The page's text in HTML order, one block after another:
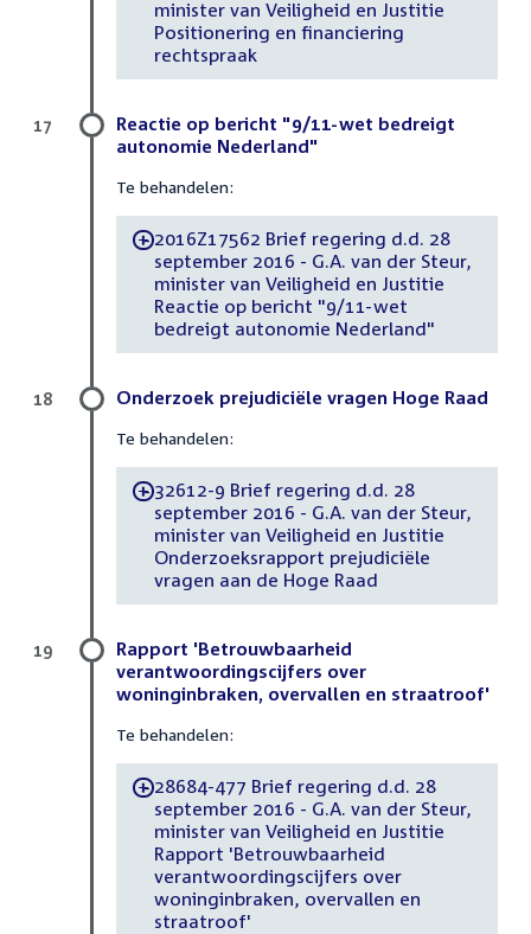
minister van Veiligheid en Justitie
Positionering en financiering
rechtspraak
Reactie op bericht "9/11-wet bedreigt
autonomie Nederland"
Te behandelen:
-2016Z17562 Brief regering d.d. 28
september 2016 - G.A. van der Steur,
minister van Veiligheid en Justitie
Reactie op bericht "9/11-wet
bedreigt autonomie Nederland"
17
Onderzoek prejudiciële vragen Hoge Raad
Te behandelen:
-32612-9 Brief regering d.d. 28
september 2016 - G.A. van der Steur,
minister van Veiligheid en Justitie
Onderzoeksrapport prejudiciële
vragen aan de Hoge Raad
18
Rapport 'Betrouwbaarheid
verantwoordingscijfers over
woninginbraken, overvallen en straatroof'
Te behandelen:
-28684-477 Brief regering d.d. 28
september 2016 - G.A. van der Steur,
minister van Veiligheid en Justitie
Rapport 'Betrouwbaarheid
verantwoordingscijfers over
woninginbraken, overvallen en
straatroof'
19